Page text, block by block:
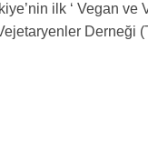
ilk ‘ Vegan ve
Derneği